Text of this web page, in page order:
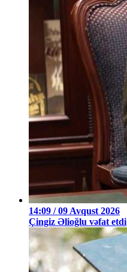
14:09 / 09 Avqust 2026
Çingiz Əlioğlu vəfat etdi